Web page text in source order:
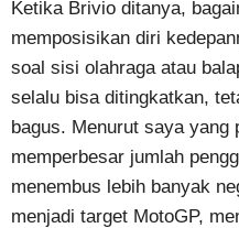
Ketika Brivio ditanya,
memposisikan diri
soal sisi olahraga atau
selalu bisa ditingkatkan,
bagus. Menurut saya yang
memperbesar jumlah
menembus lebih banyak
menjadi target MotoGP,